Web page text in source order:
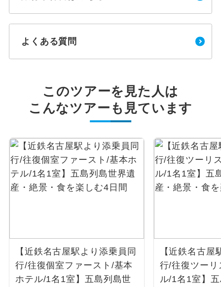
よくある質問
このツアーを見た人は
こんなツアーも見ています
【近鉄名古屋駅より添乗員同
行/往復個室ファースト/基本
ホテル/1名1室】五島列島世
【近鉄名古屋
行/往復ツー
ル/1名1室】